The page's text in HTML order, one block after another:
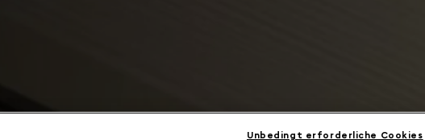
Unbedingt erforderliche Cookies